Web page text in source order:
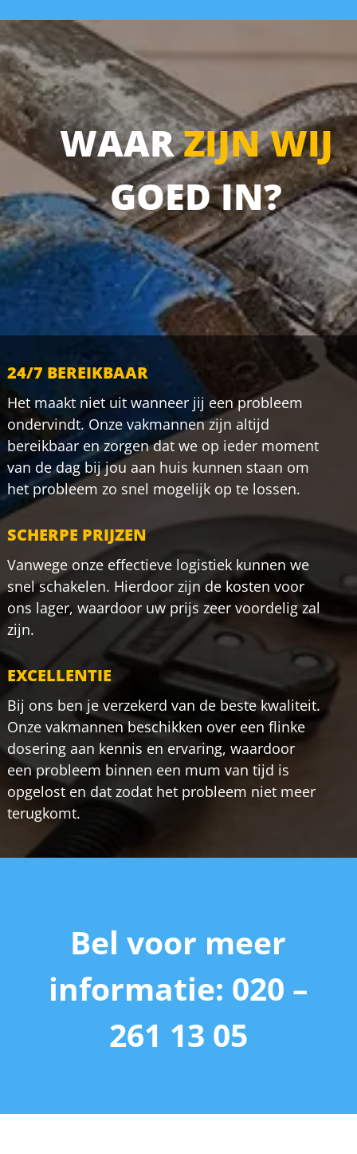
WAARZIJN WIJ
GOED IN?
24/7 BEREIKBAAR
Het maakt niet uit wanneer jij een probleem
ondervindt. Onze vakmannen zijn altijd
bereikbaar en zorgen dat we op ieder moment
van de dag bij jou aan huis kunnen staan om
het probleem zo snel mogelijk op te lossen.
SCHERPE PRIJZEN
Vanwege onze effectieve logistiek kunnen we
snel schakelen. Hierdoor zijn de kosten voor
ons lager, waardoor uw prijs zeer voordelig zal
zijn.
EXCELLENTIE
Bij ons ben je verzekerd van de beste kwaliteit.
Onze vakmannen beschikken over een flinke
dosering aan kennis en ervaring, waardoor
een probleem binnen een mum van tijd is
opgelost en dat zodat het probleem niet meer
terugkomt.
Bel voor meer
informatie: 020 –
261 13 05